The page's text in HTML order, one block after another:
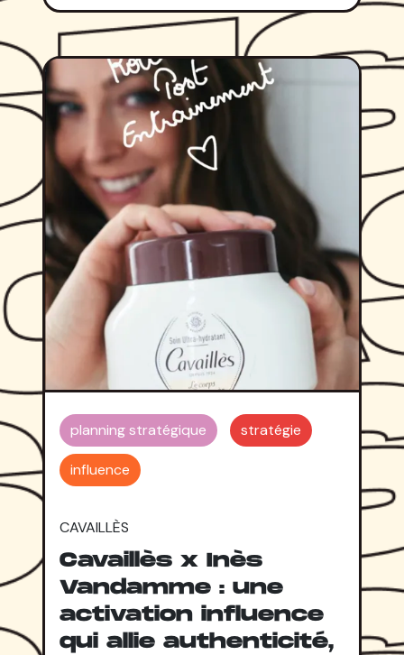
planning stratégique stratégie
influence
CAVAILLÈS
Cavaillès x Inès
Vandamme : une
activation influence
qui allie authenticité,